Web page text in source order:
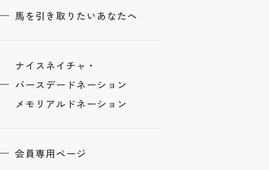
馬を引き取りたいあなたへ
ナイスネイチャ・
バースデードネーション
メモリアルドネーション
会員専用ページ